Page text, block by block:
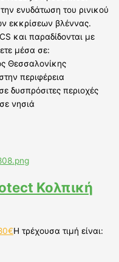
ενυδάτωση του ρινικού
εκκρίσεων βλέννας.
και παραδίδονται με
μέσα σε:
Θεσσαλονίκης
περιφέρεια
δυσπρόσιτες περιοχές
νησιά
Κολπική
€Η τρέχουσα τιμή είναι: